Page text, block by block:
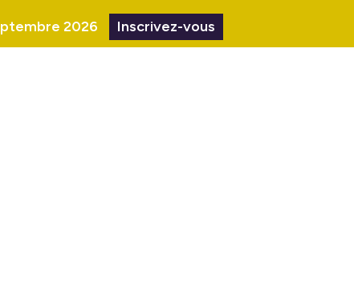
2026 Inscrivez-vous